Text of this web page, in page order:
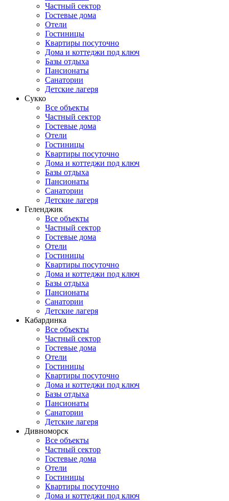
Частный сектор
Гостевые дома
Отели
Гостиницы
Квартиры посуточно
Дома и коттеджи под ключ
Базы отдыха
Пансионаты
Санатории
Детские лагеря
Сукко
Все объекты
Частный сектор
Гостевые дома
Отели
Гостиницы
Квартиры посуточно
Дома и коттеджи под ключ
Базы отдыха
Пансионаты
Санатории
Детские лагеря
Геленджик
Все объекты
Частный сектор
Гостевые дома
Отели
Гостиницы
Квартиры посуточно
Дома и коттеджи под ключ
Базы отдыха
Пансионаты
Санатории
Детские лагеря
Кабардинка
Все объекты
Частный сектор
Гостевые дома
Отели
Гостиницы
Квартиры посуточно
Дома и коттеджи под ключ
Базы отдыха
Пансионаты
Санатории
Детские лагеря
Дивноморск
Все объекты
Частный сектор
Гостевые дома
Отели
Гостиницы
Квартиры посуточно
Дома и коттеджи под ключ